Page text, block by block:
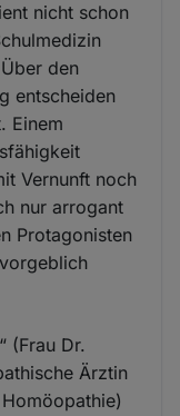
nicht schon
den
entscheiden
Einem
Vernunft noch
nur arrogant
Protagonisten
(Frau Dr.
Ärztin